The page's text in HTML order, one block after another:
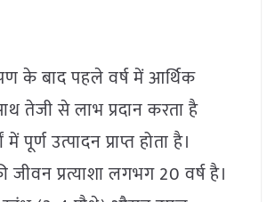
के बाद पहले वर्ष में आर्थिक
तेजी से लाभ प्रदान करता है
पूर्ण उत्पादन प्राप्त होता है।
प्रत्याशा लगभग 20 वर्ष है।